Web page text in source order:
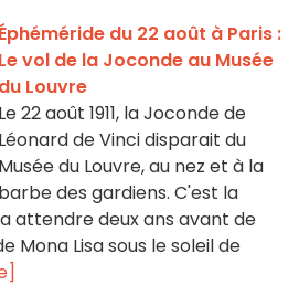
Éphéméride du 22 août à Paris :
Le vol de la Joconde au Musée
du Louvre
Le 22 août 1911, la Joconde de
Léonard de Vinci disparait du
Musée du Louvre, au nez et à la
barbe des gardiens. C'est la
attendre deux ans avant de
Mona Lisa sous le soleil de